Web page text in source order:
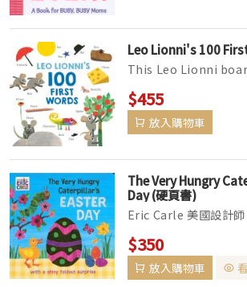
Leo Lionni's 100
This Leo Lionni
introduces babies
iconic characters as
$455
放入購物車
The Very Hungry
Day (硬頁書)
Eric Carle 美國設計
本作家和兒童文學作家
他用拼貼技法創作的《
至2014年，已經被翻
$350
放入購物車